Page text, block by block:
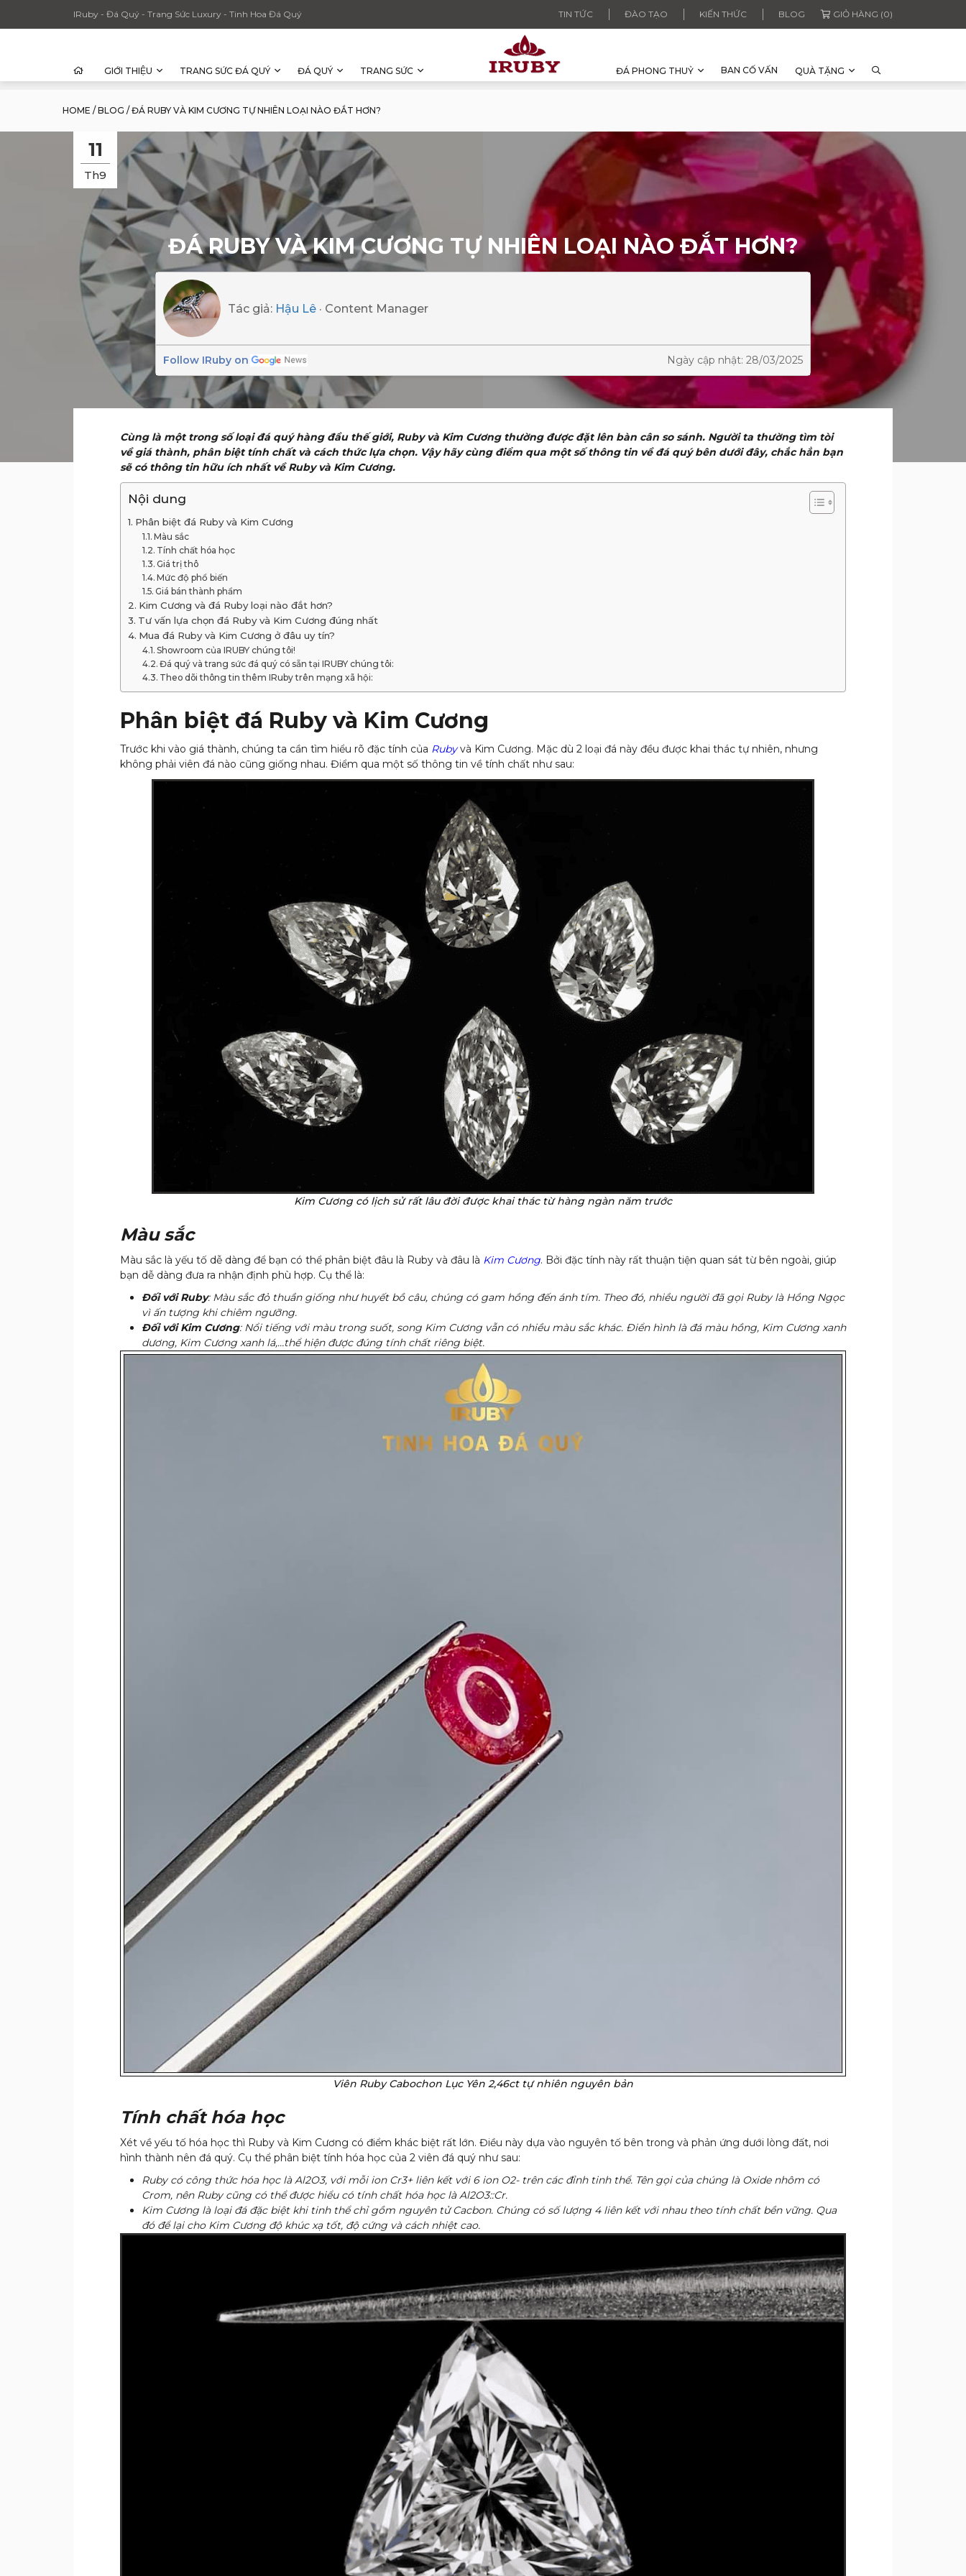
IRuby - Đá Quý - Trang Sức Luxury - Tinh Hoa Đá Quý TIN TỨC ĐÀO TẠO KIẾN THỨC BLOG GIỎ HÀNG (0)
GIỚI THIỆU TRANG SỨC ĐÁ QUÝ ĐÁ QUÝ TRANG SỨC ĐÁ PHONG THUỶ BAN CỐ VẤN QUÀ TẶNG
HOME / BLOG / ĐÁ RUBY VÀ KIM CƯƠNG TỰ NHIÊN LOẠI NÀO ĐẮT HƠN?
11
Th9
ĐÁ RUBY VÀ KIM CƯƠNG TỰ NHIÊN LOẠI NÀO ĐẮT HƠN?
Tác giả: Hậu Lê · Content Manager
Follow IRuby on Ngày cập nhật: 28/03/2025
Cùng là một trong số loại đá quý hàng đầu thế giới, Ruby và Kim Cương thường được đặt lên bàn cân so sánh. Người ta thường tìm tòi
về giá thành, phân biệt tính chất và cách thức lựa chọn. Vậy hãy cùng điểm qua một số thông tin về đá quý bên dưới đây, chắc hẳn bạn
sẽ có thông tin hữu ích nhất về Ruby và Kim Cương.
Nội dung
Phân biệt đá Ruby và Kim Cương
Màu sắc
Tính chất hóa học
Giá trị thô
Mức độ phổ biến
Giá bán thành phẩm
Kim Cương và đá Ruby loại nào đắt hơn?
Tư vấn lựa chọn đá Ruby và Kim Cương đúng nhất
Mua đá Ruby và Kim Cương ở đâu uy tín?
Showroom của IRUBY chúng tôi!
Đá quý và trang sức đá quý có sẵn tại IRUBY chúng tôi:
Theo dõi thông tin thêm IRuby trên mạng xã hội:
Phân biệt đá Ruby và Kim Cương
Trước khi vào giá thành, chúng ta cần tìm hiểu rõ đặc tính của Rubyvà Kim Cương. Mặc dù 2 loại đá này đều được khai thác tự nhiên, nhưng
không phải viên đá nào cũng giống nhau. Điểm qua một số thông tin về tính chất như sau:
Kim Cương có lịch sử rất lâu đời được khai thác từ hàng ngàn năm trước
Màu sắc
Màu sắc là yếu tố dễ dàng để bạn có thể phân biệt đâu là Ruby và đâu là Kim Cương. Bởi đặc tính này rất thuận tiện quan sát từ bên ngoài, giúp
bạn dễ dàng đưa ra nhận định phù hợp. Cụ thể là:
Đối với Ruby: Màu sắc đỏ thuần giống như huyết bồ câu, chúng có gam hồng đến ánh tím. Theo đó, nhiều người đã gọi Ruby là Hồng Ngọc
vì ấn tượng khi chiêm ngưỡng.
Đối với Kim Cương: Nổi tiếng với màu trong suốt, song Kim Cương vẫn có nhiều màu sắc khác. Điển hình là đá màu hồng, Kim Cương xanh
dương, Kim Cương xanh lá,…thể hiện được đúng tính chất riêng biệt.
Viên Ruby Cabochon Lục Yên 2,46ct tự nhiên nguyên bản
Tính chất hóa học
Xét về yếu tố hóa học thì Ruby và Kim Cương có điểm khác biệt rất lớn. Điều này dựa vào nguyên tố bên trong và phản ứng dưới lòng đất, nơi
hình thành nên đá quý. Cụ thể phân biệt tính hóa học của 2 viên đá quý như sau:
Ruby có công thức hóa học là Al2O3, với mỗi ion Cr3+liên kết với 6 ion O2-trên các đỉnh tinh thể. Tên gọi của chúng là Oxide nhôm có
Crom, nên Ruby cũng có thể được hiểu có tính chất hóa học là Al2O3::Cr.
Kim Cương là loại đá đặc biệt khi tinh thể chỉ gồm nguyên tử Cacbon. Chúng có số lượng 4 liên kết với nhau theo tính chất bền vững. Qua
đó để lại cho Kim Cương độ khúc xạ tốt, độ cứng và cách nhiệt cao.